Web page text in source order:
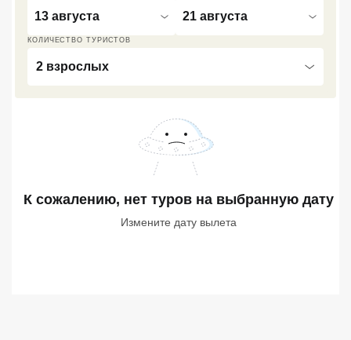
13 августа 21 августа
КОЛИЧЕСТВО ТУРИСТОВ
2 взрослых
К сожалению, нет туров на выбранную дату
Измените дату вылета
ТОП 10 недорогих отелей
Недорогие отели 3*
звезды